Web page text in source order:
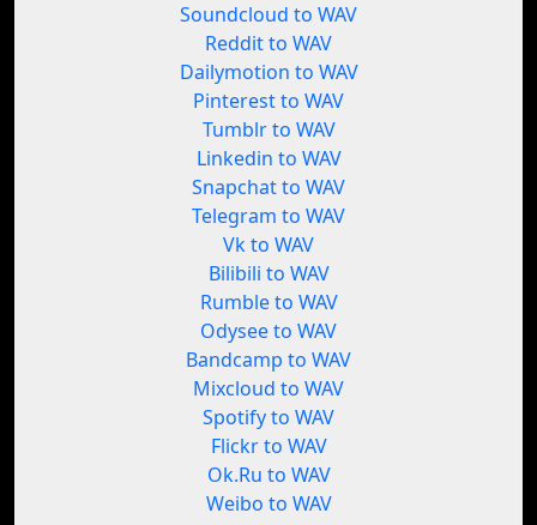
Soundcloud to WAV
Reddit to WAV
Dailymotion to WAV
Pinterest to WAV
Tumblr to WAV
Linkedin to WAV
Snapchat to WAV
Telegram to WAV
Vk to WAV
Bilibili to WAV
Rumble to WAV
Odysee to WAV
Bandcamp to WAV
Mixcloud to WAV
Spotify to WAV
Flickr to WAV
Ok.Ru to WAV
Weibo to WAV